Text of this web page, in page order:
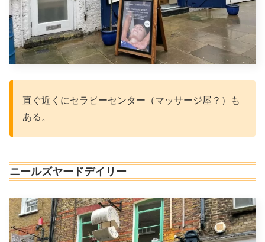
直ぐ近くにセラピーセンター（マッサージ屋？）も
ある。
ニールズヤードデイリー